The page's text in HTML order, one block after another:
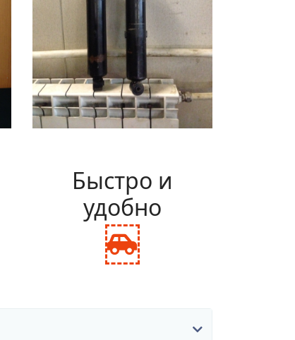
Быстро и
удобно
fas